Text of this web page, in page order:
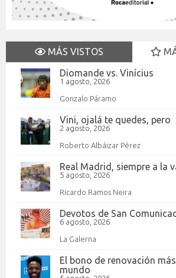
MÁS VISTOS
Diomande vs. Vinícius
1 agosto, 2026
Gonzalo Páramo
Vini, ojalá te quedes, pero
2 agosto, 2026
Roberto Albáizar Pérez
Real Madrid, siempre a la
5 agosto, 2026
Ricardo Ramos Neira
Devotos de San
6 agosto, 2026
La Galerna
El bono de renovación
mundo